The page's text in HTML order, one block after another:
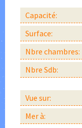
Capacité:
Surface:
Nbre chambres:
Nbre Sdb:
Vue sur:
Mer à: